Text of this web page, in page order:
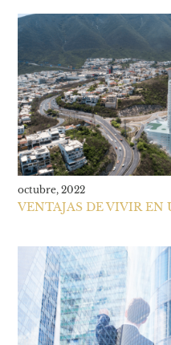
octubre, 2022
VENTAJAS DE VIVIR